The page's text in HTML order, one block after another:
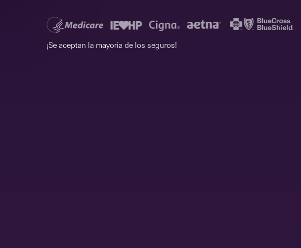
¡Se aceptan la mayoría de los seguros!